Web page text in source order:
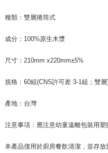
Data Peribadi, Pemprosesan,
kelulusan boleh sehingga
pembayaran dalam tempoh
mendapatkan kebenaran daripada
penggunaan pada data peribadi.
oleh AFTEE, sila jangan gunakan
種類：雙層捲筒式
成分：100%原生木漿
尺寸：210mm x220mm±5%
規格：60組(CNS許可差 3-1組；雙
產地：台灣
注意事項：應注意幼童遠離包裝用
本產品僅用於廚房餐飲清潔，並存放